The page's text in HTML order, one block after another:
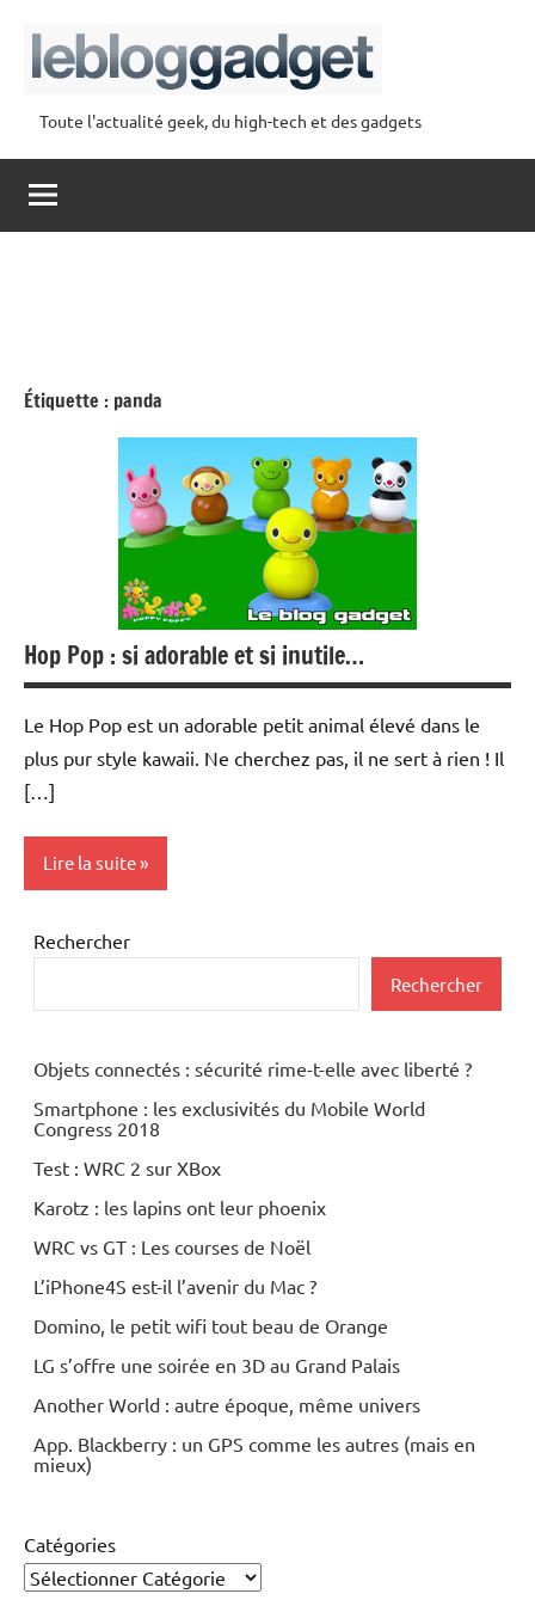
contenu
lebloggadget
Toute l'actualité geek, du high-tech et des gadgets
Étiquette : panda
Hop Pop : si adorable et si inutile…
Le Hop Pop est un adorable petit animal élevé dans le
plus pur style kawaii. Ne cherchez pas, il ne sert à rien ! Il
[…]
Lire la suite
Inclassables
Rechercher
Rechercher
Objets connectés : sécurité rime-t-elle avec liberté ?
Smartphone : les exclusivités du Mobile World
Congress 2018
Test : WRC 2 sur XBox
Karotz : les lapins ont leur phoenix
WRC vs GT : Les courses de Noël
L’iPhone4S est-il l’avenir du Mac ?
Domino, le petit wifi tout beau de Orange
LG s’offre une soirée en 3D au Grand Palais
Another World : autre époque, même univers
App. Blackberry : un GPS comme les autres (mais en
mieux)
Catégories